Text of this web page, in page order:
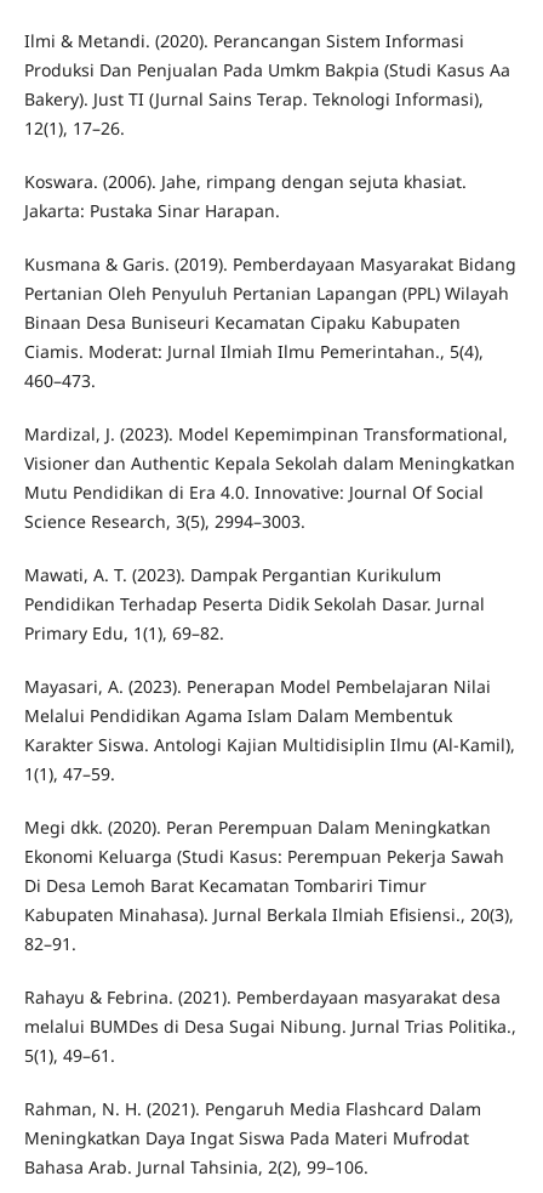
Ilmi & Metandi. (2020). Perancangan Sistem Informasi
Produksi Dan Penjualan Pada Umkm Bakpia (Studi Kasus Aa
Bakery). Just TI (Jurnal Sains Terap. Teknologi Informasi),
12(1), 17–26.
Koswara. (2006). Jahe, rimpang dengan sejuta khasiat.
Jakarta: Pustaka Sinar Harapan.
Kusmana & Garis. (2019). Pemberdayaan Masyarakat Bidang
Pertanian Oleh Penyuluh Pertanian Lapangan (PPL) Wilayah
Binaan Desa Buniseuri Kecamatan Cipaku Kabupaten
Ciamis. Moderat: Jurnal Ilmiah Ilmu Pemerintahan., 5(4),
460–473.
Mardizal, J. (2023). Model Kepemimpinan Transformational,
Visioner dan Authentic Kepala Sekolah dalam Meningkatkan
Mutu Pendidikan di Era 4.0. Innovative: Journal Of Social
Science Research, 3(5), 2994–3003.
Mawati, A. T. (2023). Dampak Pergantian Kurikulum
Pendidikan Terhadap Peserta Didik Sekolah Dasar. Jurnal
Primary Edu, 1(1), 69–82.
Mayasari, A. (2023). Penerapan Model Pembelajaran Nilai
Melalui Pendidikan Agama Islam Dalam Membentuk
Karakter Siswa. Antologi Kajian Multidisiplin Ilmu (Al-Kamil),
1(1), 47–59.
Megi dkk. (2020). Peran Perempuan Dalam Meningkatkan
Ekonomi Keluarga (Studi Kasus: Perempuan Pekerja Sawah
Di Desa Lemoh Barat Kecamatan Tombariri Timur
Kabupaten Minahasa). Jurnal Berkala Ilmiah Efisiensi., 20(3),
82–91.
Rahayu & Febrina. (2021). Pemberdayaan masyarakat desa
melalui BUMDes di Desa Sugai Nibung. Jurnal Trias Politika.,
5(1), 49–61.
Rahman, N. H. (2021). Pengaruh Media Flashcard Dalam
Meningkatkan Daya Ingat Siswa Pada Materi Mufrodat
Bahasa Arab. Jurnal Tahsinia, 2(2), 99–106.